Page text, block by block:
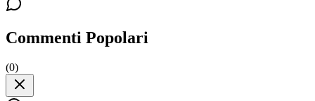
Commenti Popolari
(0)